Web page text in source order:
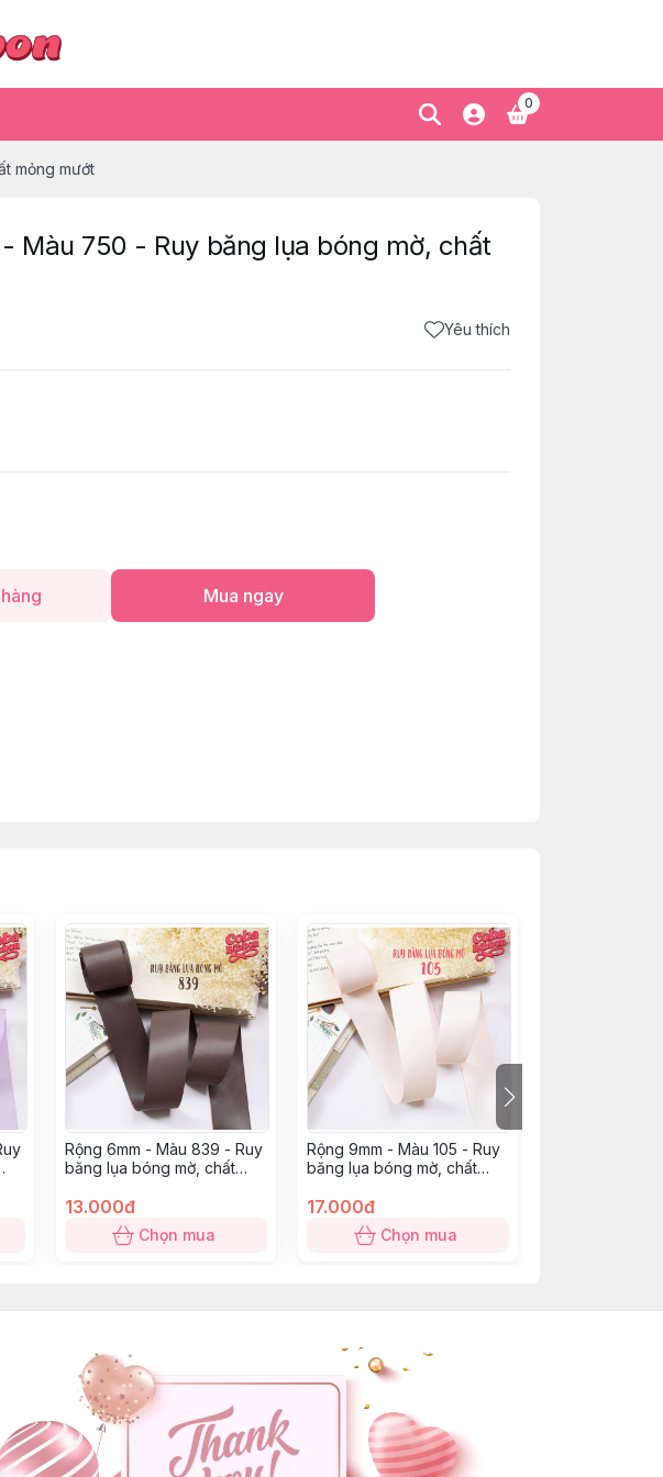
0
mỏng mướt
Màu 750 - Ruy băng lụa bóng mờ, chất
Yêu thích
Mua ngay
Rộng 6mm - Màu 839 - Ruy
băng lụa bóng mờ, chất
13.000đ
Chọn mua
Rộng 9mm - Màu 105 - Ruy
băng lụa bóng mờ, chất
17.000đ
Chọn mua